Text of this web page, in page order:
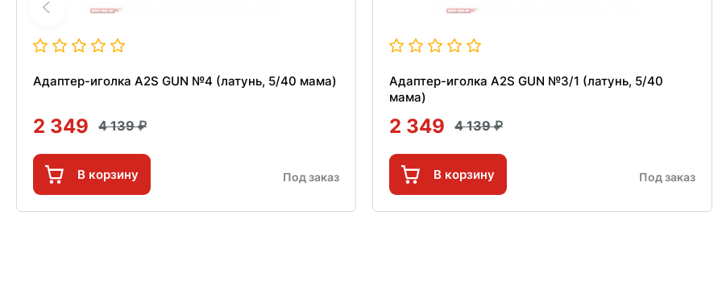
Адаптер-иголка A2S GUN №4 (латунь, 5/40 мама)
2 349 4 139
В корзину Под заказ
Адаптер-иголка A2S GUN №3/1 (латунь, 5/40
мама)
2 349 4 139
В корзину Под заказ